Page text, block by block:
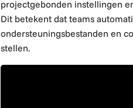
projectgebonden instellingen
Dit betekent dat teams
ondersteuningsbestanden en
stellen.